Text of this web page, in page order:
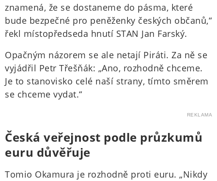
znamená, že se dostaneme do pásma, které
bude bezpečné pro peněženky českých občanů,“
řekl místopředseda hnutí STAN Jan Farský.
Opačným názorem se ale netají Piráti. Za ně se
vyjádřil Petr Třešňák: „Ano, rozhodně chceme.
Je to stanovisko celé naší strany, tímto směrem
se chceme vydat.“
REKLAMA
Česká veřejnost podle průzkumů
euru důvěřuje
Tomio Okamura je rozhodně proti euru. „Nikdy